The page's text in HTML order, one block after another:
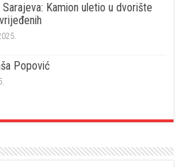
Sarajeva: Kamion uletio u dvorište
Popović